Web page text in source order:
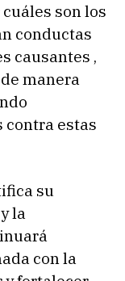
cuáles son los
conductas
causantes ,
manera
contra estas
su
la
con la